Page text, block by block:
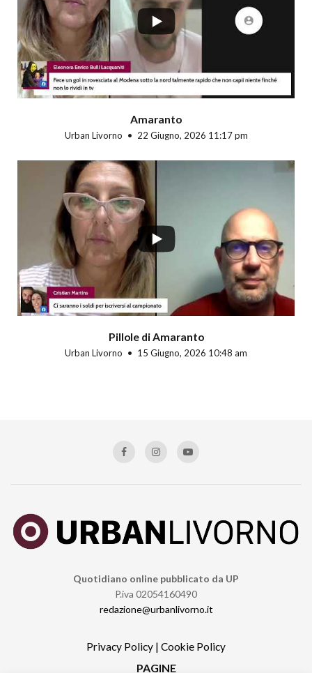
Amaranto
Urban Livorno 22 Giugno, 2026 11:17 pm
Pillole di Amaranto
Urban Livorno 15 Giugno, 2026 10:48 am
Quotidiano online pubblicato da UP
P.iva 02054160490
redazione@urbanlivorno.it
Privacy Policy | Cookie Policy
PAGINE